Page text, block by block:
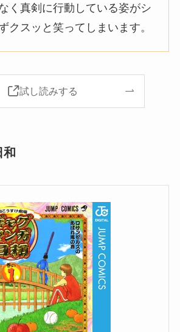
く真剣に行動している姿がシ
クスッと笑ってしまいます。
試し読みする